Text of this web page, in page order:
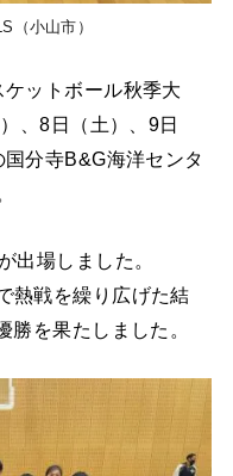
（小山市）
ケットボール秋季大
、8日（土）、9日
国分寺B&G海洋センタ
出場しました。
熱戦を繰り広げた結
を果たしました。